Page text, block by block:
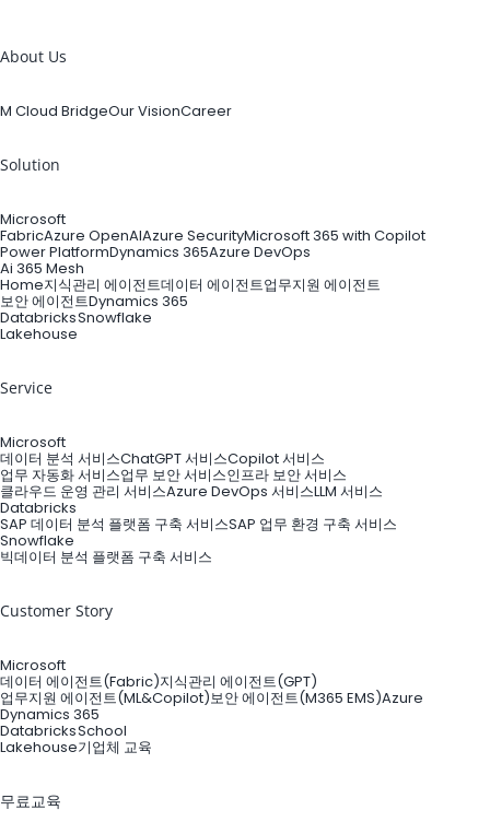
About Us
M Cloud BridgeOur VisionCareer
Solution
Microsoft
FabricAzure OpenAIAzure SecurityMicrosoft 365 with Copilot
Power PlatformDynamics 365Azure DevOps
Ai 365 Mesh
Home지식관리 에이전트데이터 에이전트업무지원 에이전트
보안 에이전트Dynamics 365
Databricks
Lakehouse
Snowflake
Service
Microsoft
데이터 분석 서비스ChatGPT 서비스Copilot 서비스
업무 자동화 서비스업무 보안 서비스인프라 보안 서비스
클라우드 운영 관리 서비스Azure DevOps 서비스LLM 서비스
Databricks
SAP 데이터 분석 플랫폼 구축 서비스SAP 업무 환경 구축 서비스
Snowflake
빅데이터 분석 플랫폼 구축 서비스
Customer Story
Microsoft
데이터 에이전트(Fabric)지식관리 에이전트(GPT)
업무지원 에이전트(ML&Copilot)보안 에이전트(M365 EMS)Azure
Dynamics 365
Databricks
Lakehouse
School
기업체 교육
무료교육